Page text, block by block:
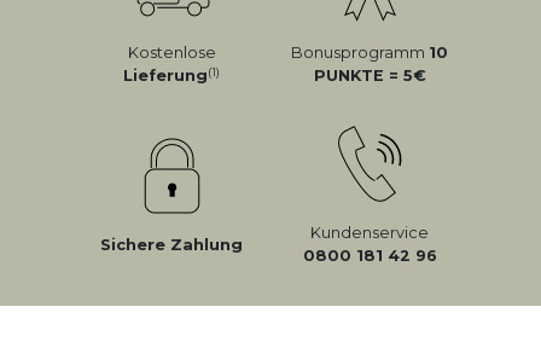
Kostenlose
Lieferung(1)
Bonusprogramm 10
PUNKTE = 5
Sichere Zahlung
Kundenservice
0800 181 42 96